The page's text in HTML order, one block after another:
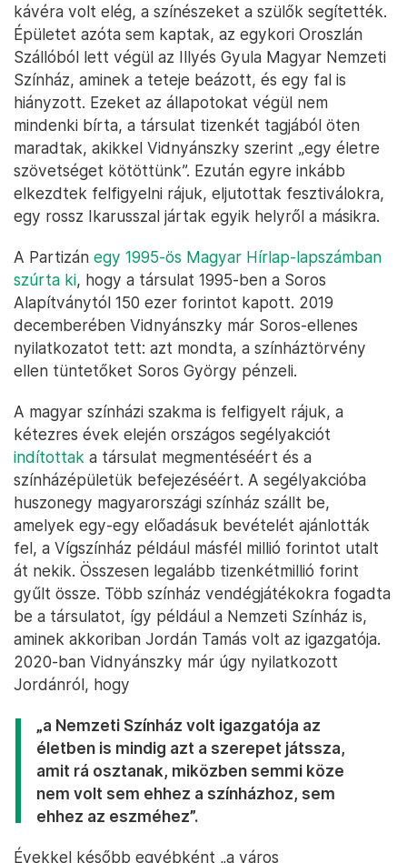
kávéra volt elég, a színészeket a szülők segítették.
Épületet azóta sem kaptak, az egykori Oroszlán
Szállóból lett végül az Illyés Gyula Magyar Nemzeti
Színház, aminek a teteje beázott, és egy fal is
hiányzott. Ezeket az állapotokat végül nem
mindenki bírta, a társulat tizenkét tagjából öten
maradtak, akikkel Vidnyánszky szerint „egy életre
szövetséget kötöttünk”. Ezután egyre inkább
elkezdtek felfigyelni rájuk, eljutottak fesztiválokra,
egy rossz Ikarusszal jártak egyik helyről a másikra.
A Partizán egy 1995-ös Magyar Hírlap-lapszámban
szúrta ki, hogy a társulat 1995-ben a Soros
Alapítványtól 150 ezer forintot kapott. 2019
decemberében Vidnyánszky már Soros-ellenes
nyilatkozatot tett: azt mondta, a színháztörvény
ellen tüntetőket Soros György pénzeli.
A magyar színházi szakma is felfigyelt rájuk, a
kétezres évek elején országos segélyakciót
indítottak a társulat megmentéséért és a
színházépületük befejezéséért. A segélyakcióba
huszonegy magyarországi színház szállt be,
amelyek egy-egy előadásuk bevételét ajánlották
fel, a Vígszínház például másfél millió forintot utalt
át nekik. Összesen legalább tizenkétmillió forint
gyűlt össze. Több színház vendégjátékokra fogadta
be a társulatot, így például a Nemzeti Színház is,
aminek akkoriban Jordán Tamás volt az igazgatója.
2020-ban Vidnyánszky már úgy nyilatkozott
Jordánról, hogy
„a Nemzeti Színház volt igazgatója az
életben is mindig azt a szerepet játssza,
amit rá osztanak, miközben semmi köze
nem volt sem ehhez a színházhoz, sem
ehhez az eszméhez”.
Évekkel később egyébként „a város